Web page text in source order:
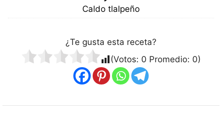
Caldo tlalpeño
¿Te gusta esta receta?
(Votos: 0 Promedio: 0)